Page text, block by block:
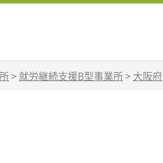
> 就労継続支援B型事業所> 大阪府